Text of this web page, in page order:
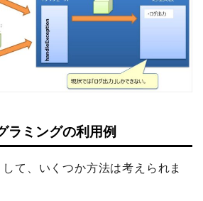
ラミングの利用例
て、いくつか方法は考えられま